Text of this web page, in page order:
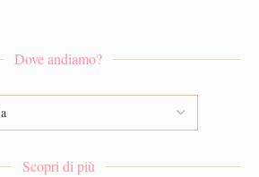
Dove andiamo?
Scopri di più